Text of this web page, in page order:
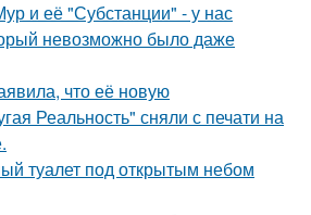
и её "Субстанции" - у нас
невозможно было даже
что её новую
Реальность" сняли с печати на
туалет под открытым небом